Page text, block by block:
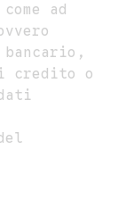
ad
credito o